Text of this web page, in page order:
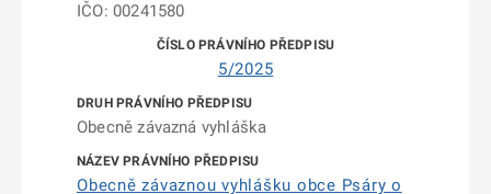
IČO: 00241580
5/2025
Obecně závazná vyhláška
Obecně závaznou vyhlášku obce Psáry o